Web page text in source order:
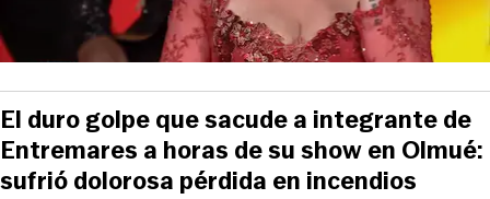
El duro golpe que sacude a integrante de
Entremares a horas de su show en Olmué:
sufrió dolorosa pérdida en incendios